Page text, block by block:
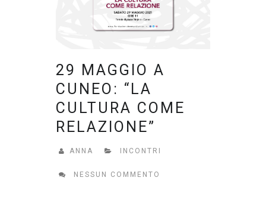
29 MAGGIO A
CUNEO: “LA
CULTURA COME
RELAZIONE”
ANNA INCONTRI
NESSUN COMMENTO